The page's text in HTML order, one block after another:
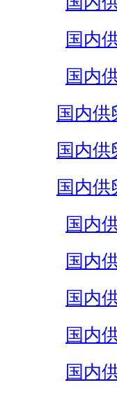
国内
国内
国内
国内供
国内供
国内
国内
国内
国内
国内